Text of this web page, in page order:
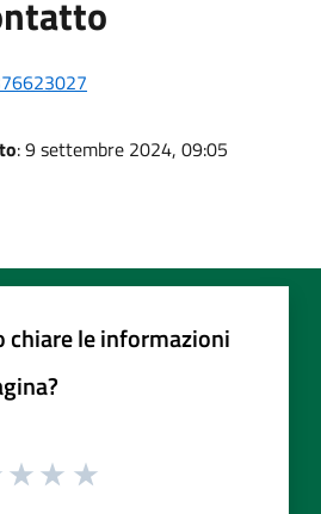
: 9 settembre 2024, 09:05
chiare le informazioni